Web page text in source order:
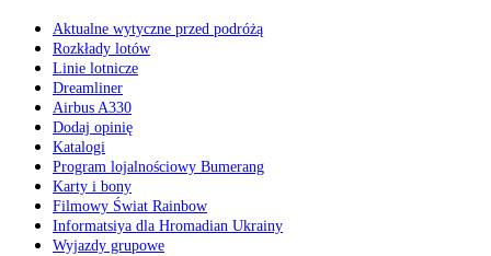
Aktualne wytyczne przed podróżą
Rozkłady lotów
Linie lotnicze
Dreamliner
Airbus A330
Dodaj opinię
Katalogi
Program lojalnościowy Bumerang
Karty i bony
Filmowy Świat Rainbow
Informatsiya dla Hromadian Ukrainy
Wyjazdy grupowe